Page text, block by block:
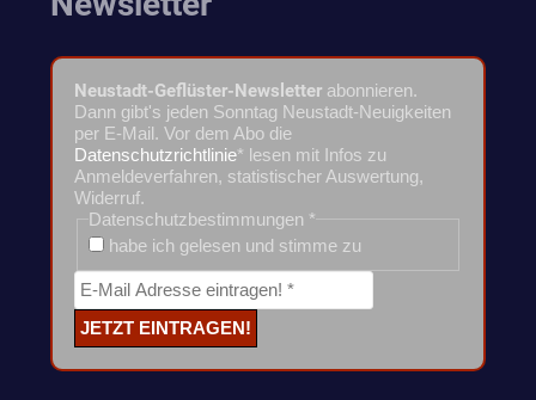
Neustadt-Geflüster-Newsletter abonnieren.
Dann gibt's jeden Sonntag Neustadt-Neuigkeiten
per E-Mail. Vor dem Abo die
Datenschutzrichtlinie* lesen mit Infos zu
Anmeldeverfahren, statistischer Auswertung,
Widerruf.
Datenschutzbestimmungen *
habe ich gelesen und stimme zu